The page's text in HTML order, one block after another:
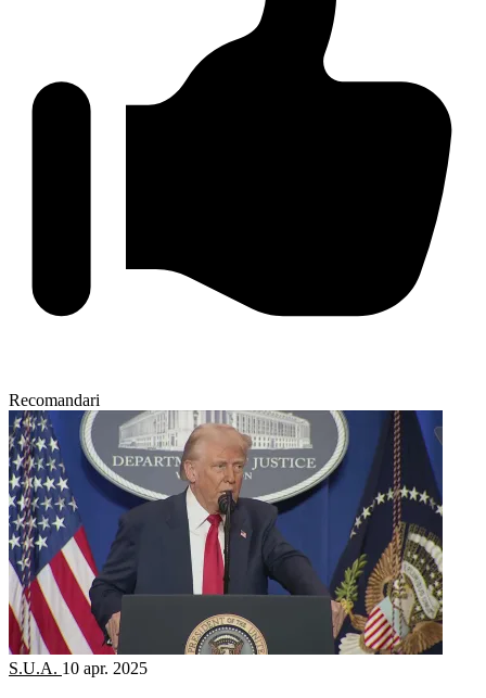
Recomandari
S.U.A. 10 apr. 2025